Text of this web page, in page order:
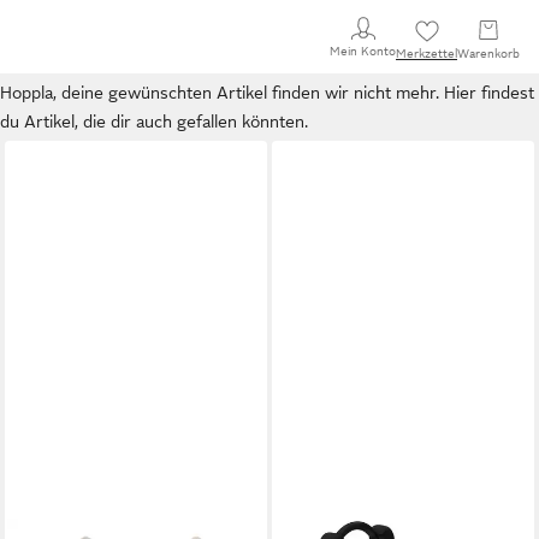
Mein KontoMerkzettel Warenkorb
Hoppla, deine gewünschten Artikel finden wir nicht mehr. Hier findest
du Artikel, die dir auch gefallen könnten.